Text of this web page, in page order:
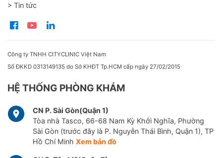
> Tin tức
Công ty TNHH CITYCLINIC Việt Nam
Số ĐKKD 0313149135 do Sở KHĐT Tp.HCM cấp ngày 27/02/2015
HỆ THỐNG PHÒNG KHÁM
CN P. Sài Gòn(Quận 1)
Tòa nhà Tasco, 66-68 Nam Kỳ Khởi Nghĩa, Phường
Sài Gòn (trước đây là P. Nguyễn Thái Bình, Quận 1), TP
Hồ Chí Minh Xem bản đồ